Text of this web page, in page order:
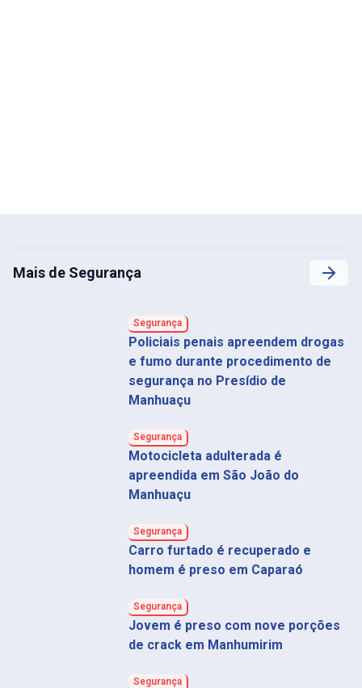
Mais de Segurança
Segurança
Policiais penais apreendem drogas
e fumo durante procedimento de
segurança no Presídio de
Manhuaçu
Segurança
Motocicleta adulterada é
apreendida em São João do
Manhuaçu
Segurança
Carro furtado é recuperado e
homem é preso em Caparaó
Segurança
Jovem é preso com nove porções
de crack em Manhumirim
Segurança